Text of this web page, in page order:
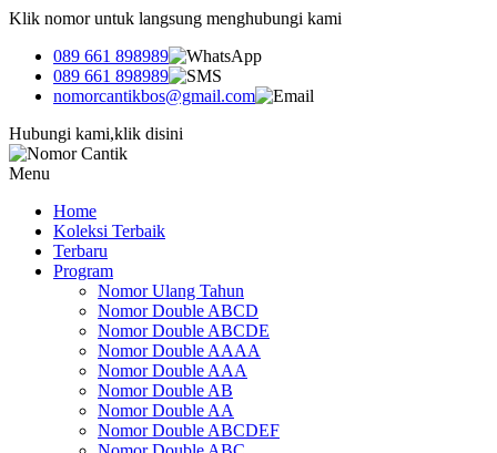
Klik nomor untuk langsung menghubungi kami
089 661 898989
089 661 898989
nomorcantikbos@gmail.com
Hubungi kami,klik disini
Menu
Home
Koleksi Terbaik
Terbaru
Program
Nomor Ulang Tahun
Nomor Double ABCD
Nomor Double ABCDE
Nomor Double AAAA
Nomor Double AAA
Nomor Double AB
Nomor Double AA
Nomor Double ABCDEF